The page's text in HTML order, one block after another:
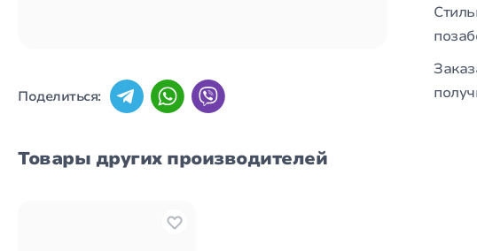
Поделиться:
Товары других производителей